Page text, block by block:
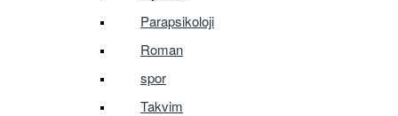
Parapsikoloji
Roman
spor
Takvim